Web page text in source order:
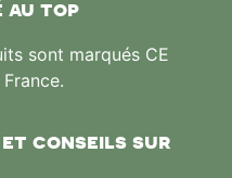
au top
sont marqués CE
et conseils sur